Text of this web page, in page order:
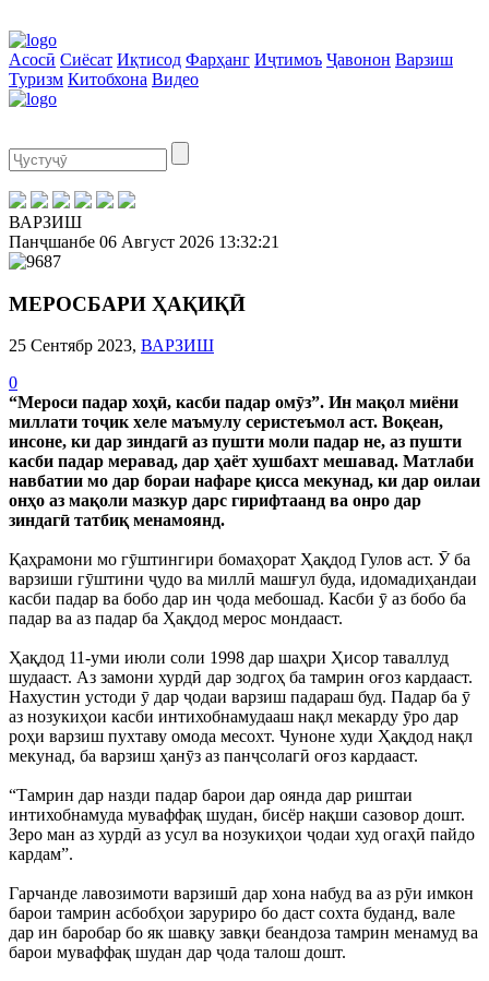
Асосӣ Сиёсат Иқтисод Фарҳанг Иҷтимоъ Ҷавонон Варзиш
Туризм Китобхона Видео
ВАРЗИШ
Панҷшанбе 06 Август 2026 13:32:22
МЕРОСБАРИ ҲАҚИҚӢ
25 Сентябр 2023, ВАРЗИШ
0
“Мероси падар хоҳӣ, касби падар омӯз”. Ин мақол миёни
миллати тоҷик хеле маъмулу серистеъмол аст. Воқеан,
инсоне, ки дар зиндагӣ аз пушти моли падар не, аз пушти
касби падар меравад, дар ҳаёт хушбахт мешавад. Матлаби
навбатии мо дар бораи нафаре қисса мекунад, ки дар оилаи
онҳо аз мақоли мазкур дарс гирифтаанд ва онро дар
зиндагӣ татбиқ менамоянд.
Қаҳрамони мо гӯштингири бомаҳорат Ҳақдод Гулов аст. Ӯ ба
варзиши гӯштини ҷудо ва миллӣ машғул буда, идомадиҳандаи
касби падар ва бобо дар ин ҷода мебошад. Касби ӯ аз бобо ба
падар ва аз падар ба Ҳақдод мерос мондааст.
Ҳақдод 11-уми июли соли 1998 дар шаҳри Ҳисор таваллуд
шудааст. Аз замони хурдӣ дар зодгоҳ ба тамрин оғоз кардааст.
Нахустин устоди ӯ дар ҷодаи варзиш падараш буд. Падар ба ӯ
аз нозукиҳои касби интихобнамудааш нақл мекарду ӯро дар
роҳи варзиш пухтаву омода месохт. Чуноне худи Ҳақдод нақл
мекунад, ба варзиш ҳанӯз аз панҷсолагӣ оғоз кардааст.
“Тамрин дар назди падар барои дар оянда дар риштаи
интихобнамуда муваффақ шудан, бисёр нақши сазовор дошт.
Зеро ман аз хурдӣ аз усул ва нозукиҳои ҷодаи худ огаҳӣ пайдо
кардам”.
Гарчанде лавозимоти варзишӣ дар хона набуд ва аз рӯи имкон
барои тамрин асбобҳои заруриро бо даст сохта буданд, вале
дар ин баробар бо як шавқу завқи беандоза тамрин менамуд ва
барои муваффақ шудан дар ҷода талош дошт.